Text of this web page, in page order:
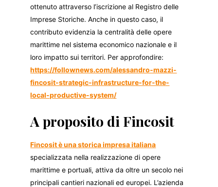
ottenuto attraverso l’iscrizione al Registro delle
Imprese Storiche. Anche in questo caso, il
contributo evidenzia la centralità delle opere
marittime nel sistema economico nazionale e il
loro impatto sui territori. Per approfondire:
https://follownews.com/alessandro-mazzi-
fincosit-strategic-infrastructure-for-the-
local-productive-system/
A proposito di Fincosit
Fincosit è una storica impresa italiana
specializzata nella realizzazione di opere
marittime e portuali, attiva da oltre un secolo nei
principali cantieri nazionali ed europei. L’azienda